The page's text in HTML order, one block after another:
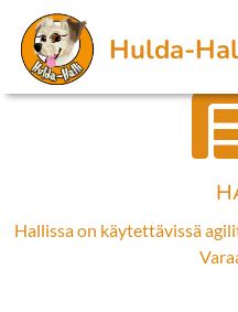
Hulda-
Hallissa on käytettävissä